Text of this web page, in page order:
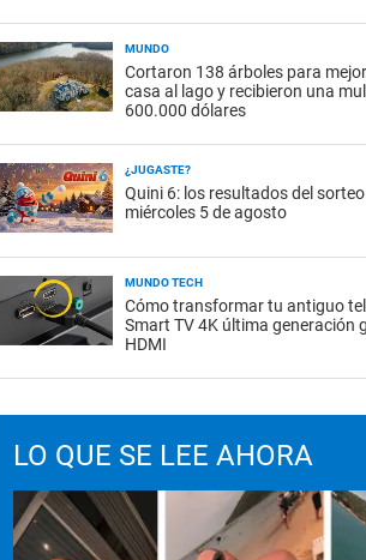
MUNDO
Cortaron 138 árboles para
casa al lago y recibieron una
600.000 dólares
¿JUGASTE?
Quini 6: los resultados del sorteo
miércoles 5 de agosto
MUNDO TECH
Cómo transformar tu antiguo
Smart TV 4K última generación
HDMI
LO QUE SE LEE AHORA